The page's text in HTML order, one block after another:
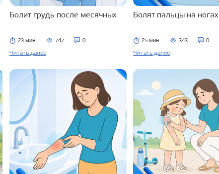
Болит грудь после месячных
23 мин. 747 0
Читать далее
Болят пальцы на ногах
25 мин. 343 0
Читать далее